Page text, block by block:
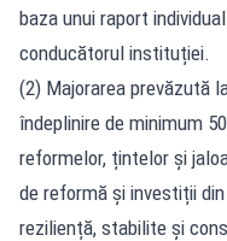
baza unui raport
conducătorul instituției.
(2) Majorarea prevăzută
îndeplinire de minimum
reformelor, țintelor și
de reformă și investiții
reziliență, stabilite și